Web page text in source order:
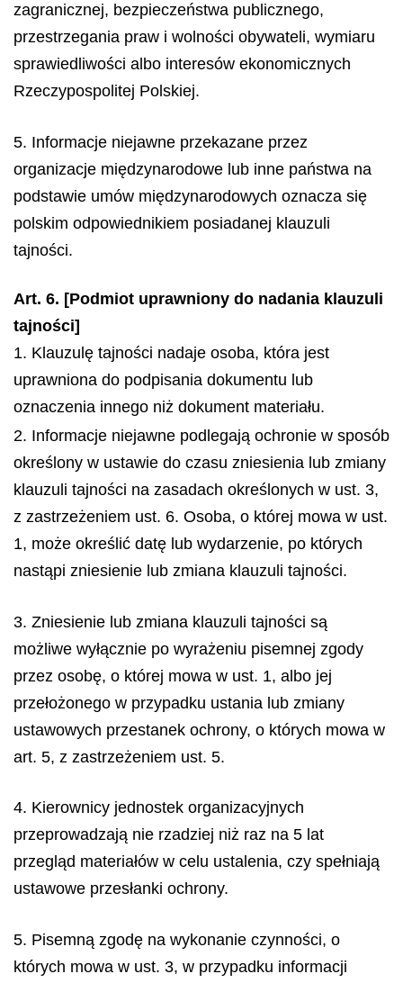
zagranicznej, bezpieczeństwa publicznego,
przestrzegania praw i wolności obywateli, wymiaru
sprawiedliwości albo interesów ekonomicznych
Rzeczypospolitej Polskiej.
5. Informacje niejawne przekazane przez
organizacje międzynarodowe lub inne państwa na
podstawie umów międzynarodowych oznacza się
polskim odpowiednikiem posiadanej klauzuli
tajności.
Art. 6. [Podmiot uprawniony do nadania klauzuli
tajności]
1. Klauzulę tajności nadaje osoba, która jest
uprawniona do podpisania dokumentu lub
oznaczenia innego niż dokument materiału.
2. Informacje niejawne podlegają ochronie w sposób
określony w ustawie do czasu zniesienia lub zmiany
klauzuli tajności na zasadach określonych w ust. 3,
z zastrzeżeniem ust. 6. Osoba, o której mowa w ust.
1, może określić datę lub wydarzenie, po których
nastąpi zniesienie lub zmiana klauzuli tajności.
3. Zniesienie lub zmiana klauzuli tajności są
możliwe wyłącznie po wyrażeniu pisemnej zgody
przez osobę, o której mowa w ust. 1, albo jej
przełożonego w przypadku ustania lub zmiany
ustawowych przestanek ochrony, o których mowa w
art. 5, z zastrzeżeniem ust. 5.
4. Kierownicy jednostek organizacyjnych
przeprowadzają nie rzadziej niż raz na 5 lat
przegląd materiałów w celu ustalenia, czy spełniają
ustawowe przesłanki ochrony.
5. Pisemną zgodę na wykonanie czynności, o
których mowa w ust. 3, w przypadku informacji